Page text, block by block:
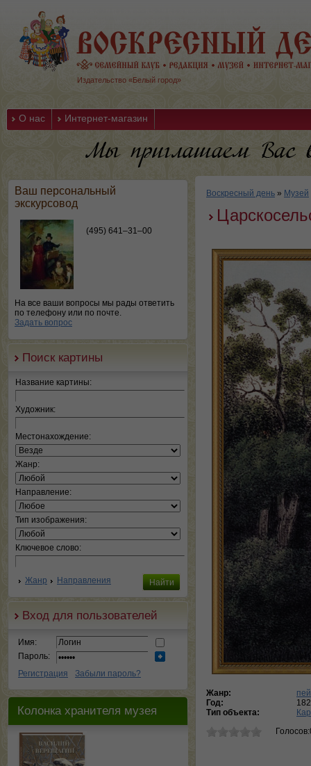
Издательство «Белый город»
О нас Интернет-магазин
Ваш персональный
экскурсовод
(495) 641–31–00
На все ваши вопросы мы рады ответить
по телефону или по почте.
Задать вопрос
Поиск картины
Название картины:
Художник:
Местонахождение:
Жанр:
Направление:
Тип изображения:
Ключевое слово:
Жанр Направления
Вход для пользователей
Имя:
Пароль:
Регистрация
Забыли пароль?
Колонка хранителя музея
Воскресный день » Музей
Жанр:
Год:
Тип объекта: